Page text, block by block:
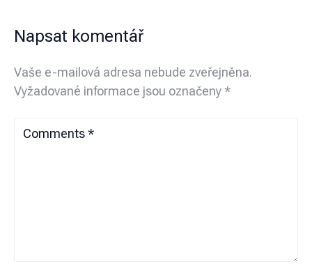
Napsat komentář
Vaše e-mailová adresa nebude zveřejněna.
Vyžadované informace jsou označeny*